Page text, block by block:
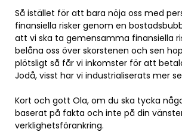
Så istället för att bara nöja oss med
finansiella risker genom en
att vi ska ta gemensamma finansiella
belåna oss över skorstenen och sen
plötsligt så får vi inkomster för att
Jodå, visst har vi industrialiserats mer
Kort och gott Ola, om du ska tycka
baserat på fakta och inte på din
verklighetsförankring.